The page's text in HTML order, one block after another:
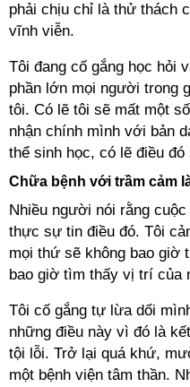
phải chịu chỉ là thử thách
vĩnh viễn.
Tôi đang cố gắng học hỏi
phần lớn mọi người trong
tôi. Có lẽ tôi sẽ mất một
nhận chính mình với bản
thể sinh học, có lẽ điều
Chữa bệnh với trầm cảm
Nhiều người nói rằng
thực sự tin điều đó. Tôi
mọi thứ sẽ không bao giờ
bao giờ tìm thấy vị trí của
Tôi cố gắng tự lừa dối
những điều này vì đó là
tội lỗi. Trở lại quá khứ,
một bệnh viện tâm thần.